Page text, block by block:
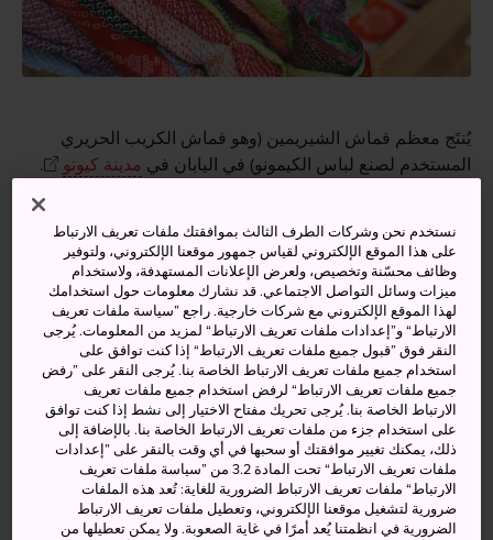
يُنتَج معظم قماش الشيريمين (وهو قماش الكريب الحريري
المستخدم لصنع لباس الكيمونو) في اليابان في مدينة كيوتو
.
من القماش الثمين. ومن بين هذه المتاجر متجر مانيكينكونوتي
مانيكيا في سوقنيشيكي
، وهو أكبر أسواق الشوتِنغاي
المسقوفة في مدينة كيوتو. ويبيع هذا المتجر بضائع مصنوعة من
قماش الشيريمين كحاملات بطاقات الأعمال والمحافظ. كما
يشتهر أيضًا بكثير من دمى مانيكي-نيكو التقليدية على شكل
قطة، والتي يُعتقد أنها تحلب الحظ.
البخور
توجد العديد من محلات البخور في مدينةكيوتو
، حيث جرت
العادة على تقديمها كهبات في العديد من المعابد في جميع أنحاء
المدينة. متجر إشيغورو كوهو الذي تأسس عام 1855 هو متجر
متخصص في بيع أكياس نيوي بوكورو المعطرة. ويمكنك أن تختار
نستخدم نحن وشركات الطرف الثالث بموافقتك ملفات تعريف الارتباط
على هذا الموقع الإلكتروني لقياس جمهور موقعنا الإلكتروني، ولتوفير
وظائف محسّنة وتخصيص، ولعرض الإعلانات المستهدفة، ولاستخدام
ميزات وسائل التواصل الاجتماعي. قد نشارك معلومات حول استخدامك
لهذا الموقع الإلكتروني مع شركات خارجية. راجع ”سياسة ملفات تعريف
الارتباط“ و”إعدادات ملفات تعريف الارتباط“ لمزيد من المعلومات. يُرجى
النقر فوق ”قبول جميع ملفات تعريف الارتباط“ إذا كنت توافق على
استخدام جميع ملفات تعريف الارتباط الخاصة بنا. يُرجى النقر على ”رفض
جميع ملفات تعريف الارتباط“ لرفض استخدام جميع ملفات تعريف
الارتباط الخاصة بنا. يُرجى تحريك مفتاح الاختيار إلى نشط إذا كنت توافق
على استخدام جزء من ملفات تعريف الارتباط الخاصة بنا. بالإضافة إلى
ذلك، يمكنك تغيير موافقتك أو سحبها في أي وقت بالنقر على ”إعدادات
ملفات تعريف الارتباط“ تحت المادة 3.2 من ”سياسة ملفات تعريف
الارتباط“ ملفات تعريف الارتباط الضرورية للغاية: تُعد هذه الملفات
ضرورية لتشغيل موقعنا الإلكتروني، وتعطيل ملفات تعريف الارتباط
الضرورية في انظمتنا يُعد أمرًا في غاية الصعوبة. ولا يمكن تعطيلها من